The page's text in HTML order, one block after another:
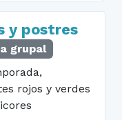
y postres
grupal
rojos y verdes